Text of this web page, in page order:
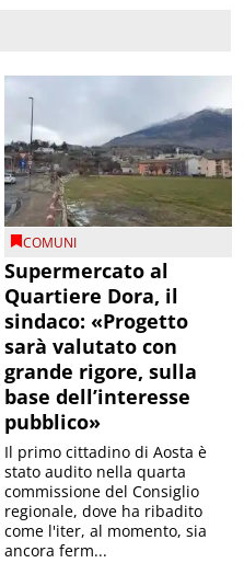
COMUNI
Supermercato al
Quartiere Dora, il
sindaco: «Progetto
sarà valutato con
grande rigore, sulla
base dell’interesse
pubblico»
Il primo cittadino di Aosta è
stato audito nella quarta
commissione del Consiglio
regionale, dove ha ribadito
come l'iter, al momento, sia
ancora ferm...